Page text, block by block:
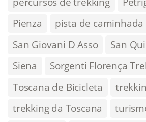
Pienza
pista de caminhada
San Giovani D Asso
San
Siena
Sorgenti Florença
Toscana de Bicicleta
trekking da Toscana